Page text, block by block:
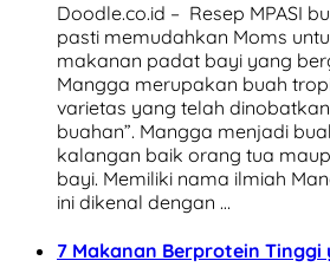
Doodle.co.id – Resep MPASI
pasti memudahkan Moms
makanan padat bayi yang
Mangga merupakan buah
varietas yang telah
buahan”. Mangga menjadi
kalangan baik orang tua
bayi. Memiliki nama ilmiah
ini dikenal dengan …
7 Makanan Berprotein Tinggi